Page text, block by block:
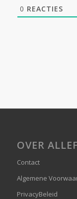
0 REACTIES
OVER
Contact
Algemene
PrivacyBeleid